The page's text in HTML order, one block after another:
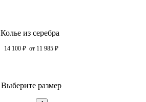
Колье из серебра
14 100 ₽ от 11 985 ₽
Выберите размер